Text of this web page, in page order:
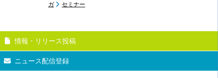
ガ
セミナー
情報・リリース投稿
ニュース配信登録